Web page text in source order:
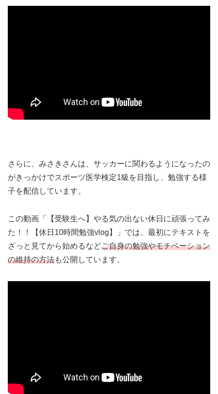
さらに、みさきさんは、サッカーに関わるようになったの
がきっかけでスポーツ医学検定1級を目指し、勉強する様
子を配信しています。
この動画「【受験生へ】やる気の出ない休日に頑張ってみ
た！！【休日10時間勉強vlog】」では、最初にテキストを
ざっと見てから始めるなどご自身の勉強やモチベーション
の維持の方法も公開しています。